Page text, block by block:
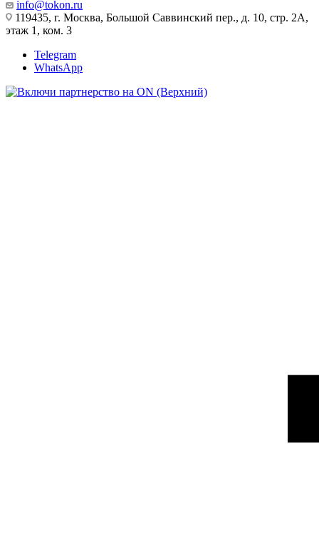
info@tokon.ru
119435, г. Москва, Большой Саввинский пер., д. 10, стр. 2А,
этаж 1, ком. 3
Telegram
WhatsApp